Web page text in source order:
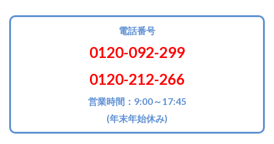
電話番号
0120-092-299
0120-212-266
営業時間：9:00～17:45
(年末年始休み)